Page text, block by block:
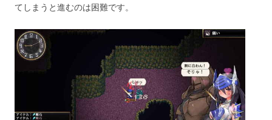
てしまうと進むのは困難です。